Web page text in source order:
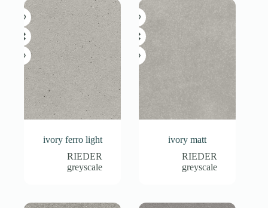
ivory ferro light
RIEDER
greyscale
ivory matt
RIEDER
greyscale